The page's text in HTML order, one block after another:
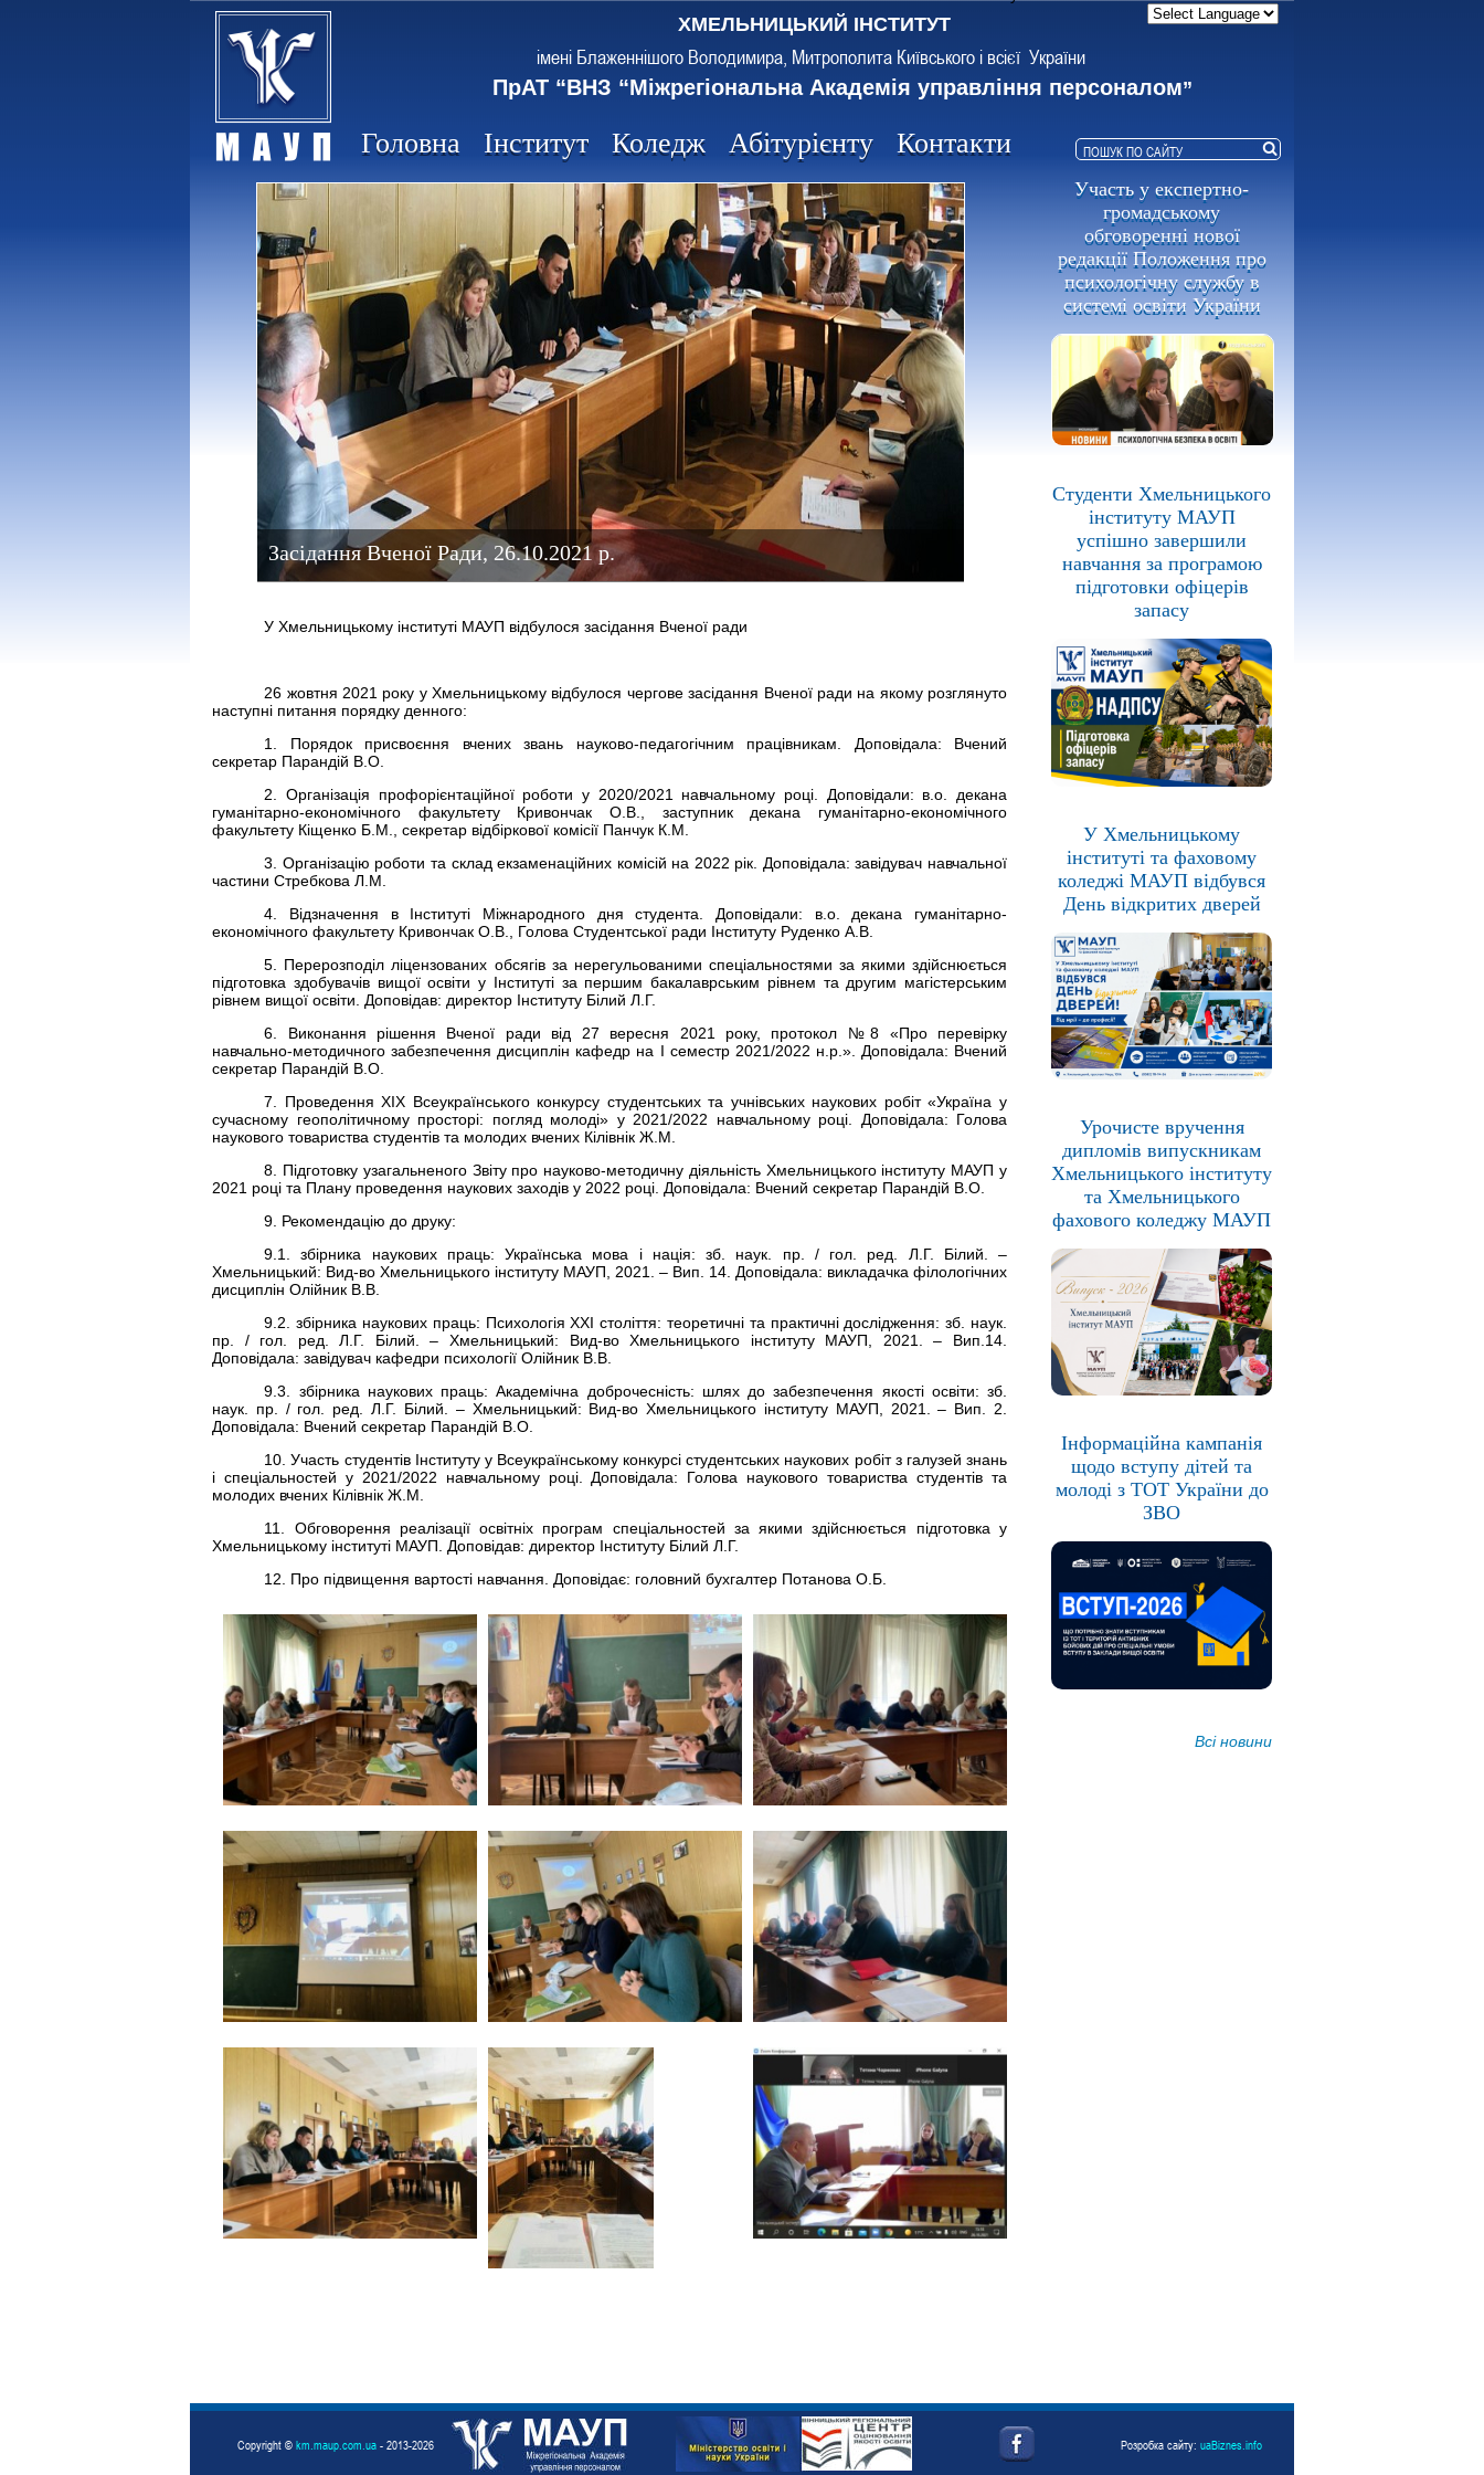
імені Блаженнішого Володимира, Митрополита Київського і всієї України
ХМЕЛЬНИЦЬКИЙ ІНСТИТУТ
ПрАТ “ВНЗ “Міжрегіональна Академія управління персоналом”
Головна Інститут Коледж Абітурієнту Контакти
Засідання Вченої Ради, 26.10.2021 р.
У Хмельницькому інституті МАУП відбулося засідання Вченої ради
26 жовтня 2021 року у Хмельницькому відбулося чергове засідання Вченої ради на якому розглянуто
наступні питання порядку денного:
1. Порядок присвоєння вчених звань науково-педагогічним працівникам. Доповідала: Вчений
секретар Парандій В.О.
2. Організація профорієнтаційної роботи у 2020/2021 навчальному році. Доповідали: в.о. декана
гуманітарно-економічного факультету Кривончак О.В., заступник декана гуманітарно-економічного
факультету Кіщенко Б.М., секретар відбіркової комісії Панчук К.М.
3. Організацію роботи та склад екзаменаційних комісій на 2022 рік. Доповідала: завідувач навчальної
частини Стребкова Л.М.
4. Відзначення в Інституті Міжнародного дня студента. Доповідали: в.о. декана гуманітарно-
економічного факультету Кривончак О.В., Голова Студентської ради Інституту Руденко А.В.
5. Перерозподіл ліцензованих обсягів за нерегульованими спеціальностями за якими здійснюється
підготовка здобувачів вищої освіти у Інституті за першим бакалаврським рівнем та другим магістерським
рівнем вищої освіти. Доповідав: директор Інституту Білий Л.Г.
6. Виконання рішення Вченої ради від 27 вересня 2021 року, протокол №8 «Про перевірку
навчально-методичного забезпечення дисциплін кафедр на І семестр 2021/2022 н.р.». Доповідала: Вчений
секретар Парандій В.О.
7. Проведення ХІХ Всеукраїнського конкурсу студентських та учнівських наукових робіт «Україна у
сучасному геополітичному просторі: погляд молоді» у 2021/2022 навчальному році. Доповідала: Голова
наукового товариства студентів та молодих вчених Кілівнік Ж.М.
8. Підготовку узагальненого Звіту про науково-методичну діяльність Хмельницького інституту МАУП у
2021 році та Плану проведення наукових заходів у 2022 році. Доповідала: Вчений секретар Парандій В.О.
9. Рекомендацію до друку:
9.1. збірника наукових праць: Українська мова і нація: зб. наук. пр. / гол. ред. Л.Г. Білий. –
Хмельницький: Вид-во Хмельницького інституту МАУП, 2021. – Вип. 14. Доповідала: викладачка філологічних
дисциплін Олійник В.В.
9.2. збірника наукових праць: Психологія ХХІ століття: теоретичні та практичні дослідження: зб. наук.
пр. / гол. ред. Л.Г. Білий. – Хмельницький: Вид-во Хмельницького інституту МАУП, 2021. – Вип.14.
Доповідала: завідувач кафедри психології Олійник В.В.
9.3. збірника наукових праць: Академічна доброчесність: шлях до забезпечення якості освіти: зб.
наук. пр. / гол. ред. Л.Г. Білий. – Хмельницький: Вид-во Хмельницького інституту МАУП, 2021. – Вип. 2.
Доповідала: Вчений секретар Парандій В.О.
10. Участь студентів Інституту у Всеукраїнському конкурсі студентських наукових робіт з галузей знань
і спеціальностей у 2021/2022 навчальному році. Доповідала: Голова наукового товариства студентів та
молодих вчених Кілівнік Ж.М.
11. Обговорення реалізації освітніх програм спеціальностей за якими здійснюється підготовка у
Хмельницькому інституті МАУП. Доповідав: директор Інституту Білий Л.Г.
12. Про підвищення вартості навчання. Доповідає: головний бухгалтер Потанова О.Б.
Участь у експертно-
громадському
обговоренні нової
редакції Положення про
психологічну службу в
системі освіти України
Студенти Хмельницького
інституту МАУП
успішно завершили
навчання за програмою
підготовки офіцерів
запасу
У Хмельницькому
інституті та фаховому
коледжі МАУП відбувся
День відкритих дверей
Урочисте вручення
дипломів випускникам
Хмельницького інституту
та Хмельницького
фахового коледжу МАУП
Інформаційна кампанія
щодо вступу дітей та
молоді з ТОТ України до
ЗВО
Всі новини
Copyright © km.maup.com.ua - 2013-2026 Розробка сайту: uaBiznes.info